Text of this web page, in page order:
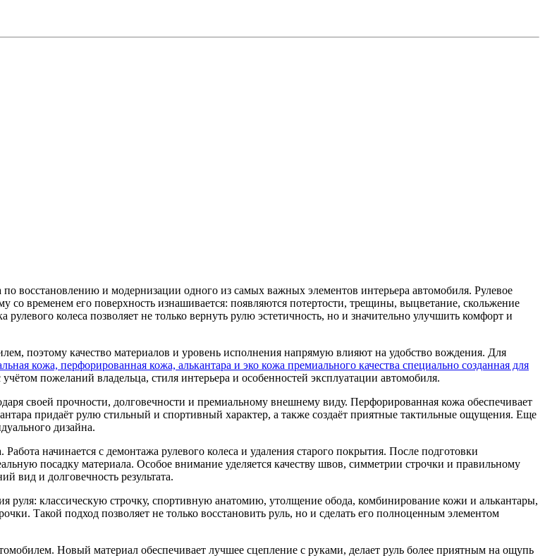
восстановлению и модернизации одного из самых важных элементов интерьера автомобиля. Рулевое
со временем его поверхность изнашивается: появляются потертости, трещины, выцветание, скольжение
колеса позволяет не только вернуть рулю эстетичность, но и значительно улучшить комфорт и
поэтому качество материалов и уровень исполнения напрямую влияют на удобство вождения. Для
кожа, перфорированная кожа, алькантара и эко кожа премиального качества специально созданная для
пожеланий владельца, стиля интерьера и особенностей эксплуатации автомобиля.
своей прочности, долговечности и премиальному внешнему виду. Перфорированная кожа обеспечивает
придаёт рулю стильный и спортивный характер, а также создаёт приятные тактильные ощущения. Еще
дизайна.
начинается с демонтажа рулевого колеса и удаления старого покрытия. После подготовки
посадку материала. Особое внимание уделяется качеству швов, симметрии строчки и правильному
вид и долговечность результата.
руля: классическую строчку, спортивную анатомию, утолщение обода, комбинирование кожи и алькантары,
Такой подход позволяет не только восстановить руль, но и сделать его полноценным элементом
Новый материал обеспечивает лучшее сцепление с руками, делает руль более приятным на ощупь